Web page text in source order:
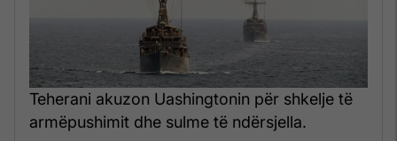
Teherani akuzon Uashingtonin për shkelje të
armëpushimit dhe sulme të ndërsjella.